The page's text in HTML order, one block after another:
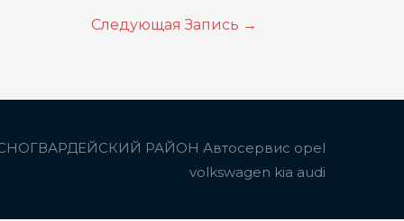
Следующая Запись →
РАЙОН Автосервис opel
volkswagen kia audi